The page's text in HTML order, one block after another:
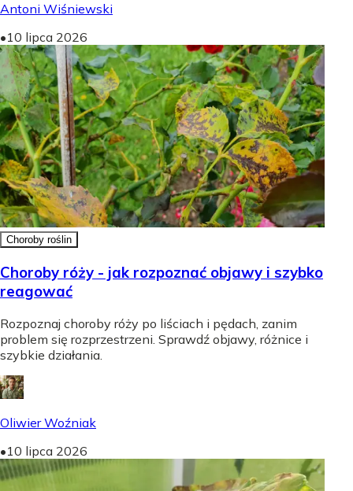
Antoni Wiśniewski
•10 lipca 2026
Choroby roślin
Choroby róży - jak rozpoznać objawy i szybko
reagować
Rozpoznaj choroby róży po liściach i pędach, zanim
problem się rozprzestrzeni. Sprawdź objawy, różnice i
szybkie działania.
Oliwier Woźniak
•10 lipca 2026